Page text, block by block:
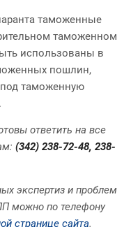
таможенные
таможенном
использованы в
пошлин,
таможенную
ответить на все
(342) 238-72-48, 238-
экспертиз и проблем
можно по телефону
странице сайта.